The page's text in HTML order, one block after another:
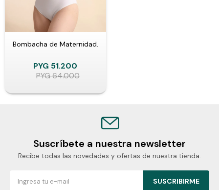
Bombacha de Maternidad.
PYG 51.200
PYG64.000
Suscríbete a nuestra newsletter
Recibe todas las novedades y ofertas de nuestra tienda.
SUSCRIBIRME